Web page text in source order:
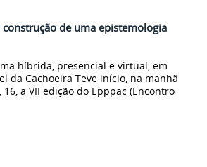
construção de uma epistemologia
híbrida, presencial e virtual, em
da Cachoeira Teve início, na manhã
a VII edição do Epppac (Encontro